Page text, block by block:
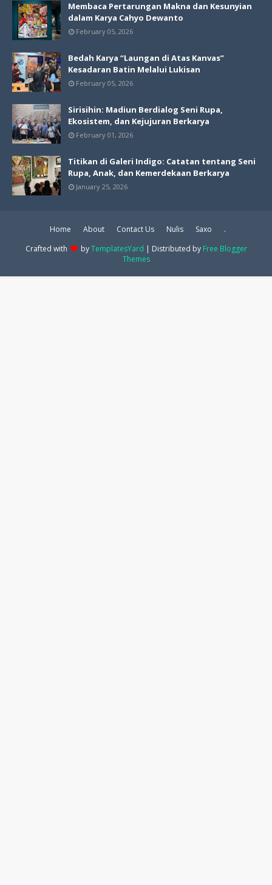
Membaca Pertarungan Makna dan Kesunyian
dalam Karya Cahyo Dewanto
February 05, 2026
Bedah Karya “Laungan di Atas Kanvas”
Kesadaran Batin Melalui Lukisan
February 05, 2026
Sirisihin: Madiun Berdialog Seni Rupa,
Ekosistem, dan Kejujuran Berkarya
February 01, 2026
Titikan di Galeri Indigo: Catatan tentang Seni
Rupa, Anak, dan Kemerdekaan Berkarya
January 25, 2026
Home About Contact Us Nulis Saxo
.
Crafted with
byTemplatesYard | Distributed by Free Blogger
Themes